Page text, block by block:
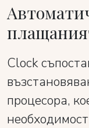
Clock
процесора,